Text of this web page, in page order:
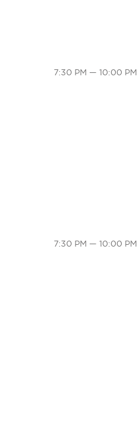
7:30 PM — 10:00 PM
7:30 PM — 10:00 PM